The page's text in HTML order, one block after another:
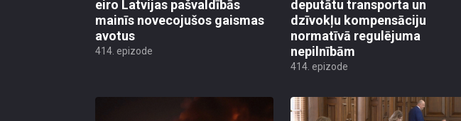
eiro Latvijas pašvaldībās
mainīs novecojušos gaismas
avotus
414. epizode
deputātu transporta un
dzīvokļu kompensāciju
normatīvā regulējuma
nepilnībām
414. epizode